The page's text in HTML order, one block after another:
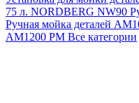
75 л. NORDBERG NW90
Ручная мойка деталей
АМ1200 РМ Все категории